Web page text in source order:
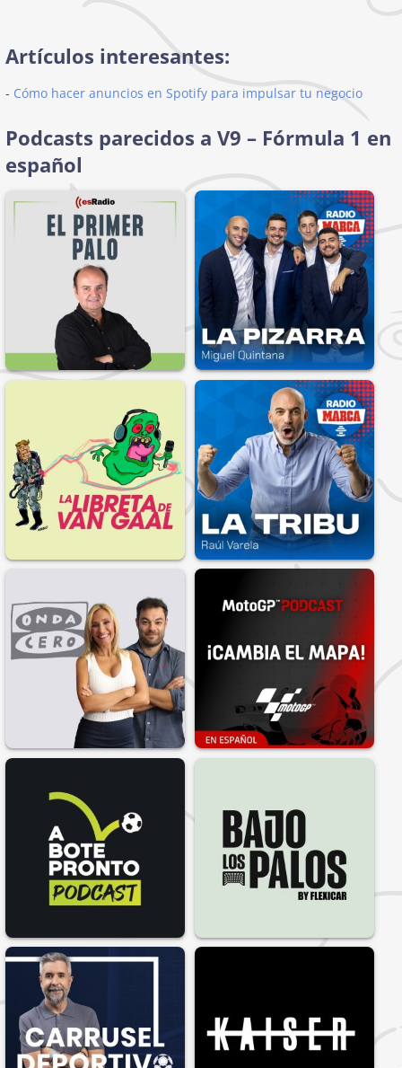
Artículos interesantes:
- Cómo hacer anuncios en Spotify para impulsar tu negocio
Podcasts parecidos a V9 – Fórmula 1 en
español